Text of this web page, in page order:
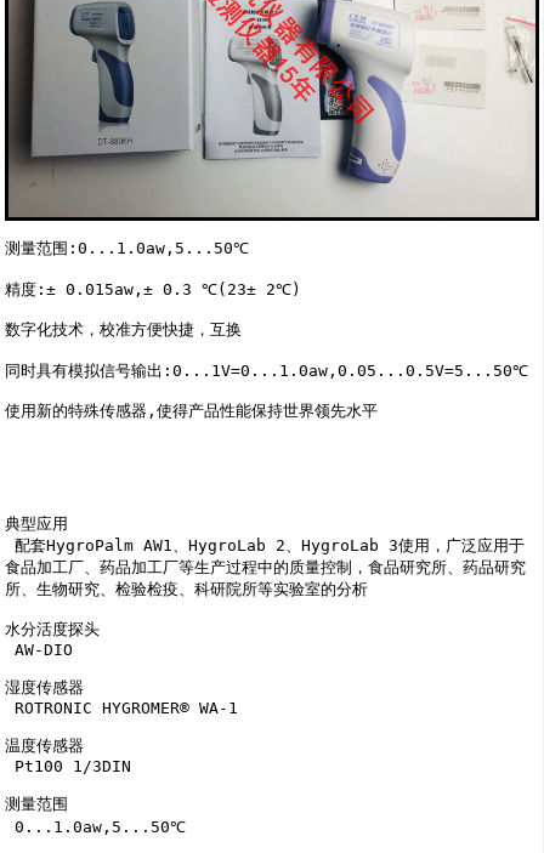
测量范围:0...1.0aw,5...50℃
精度:± 0.015aw,± 0.3 ℃(23± 2℃)
数字化技术，校准方便快捷，互换
同时具有模拟信号输出:0...1V=0...1.0aw,0.05...0.5V=5...50℃
使用新的特殊传感器,使得产品性能保持世界领先水平
典型应用
配套HygroPalm AW1、HygroLab 2、HygroLab 3使用，广泛应用于
食品加工厂、药品加工厂等生产过程中的质量控制，食品研究所、药品研究
所、生物研究、检验检疫、科研院所等实验室的分析
水分活度探头
AW-DIO
湿度传感器
ROTRONIC HYGROMER® WA-1
温度传感器
测量范围
0...1.0aw,5...50℃